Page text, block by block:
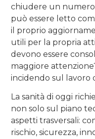
chiudere un
può essere letto
il proprio
utili per la propria
devono essere
maggiore
incidendo sul lavoro
La sanità di oggi
non solo sul piano
aspetti trasversali:
rischio, sicurezza,